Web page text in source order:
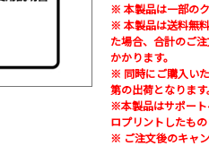
※ 本製品は一部の
※ 本製品は送料無
た場合、合計のご
かかります。
※ 同時にご購入い
第の出荷となります
※本製品はサポート
ロプリントしたもの
※ ご注文後のキャ